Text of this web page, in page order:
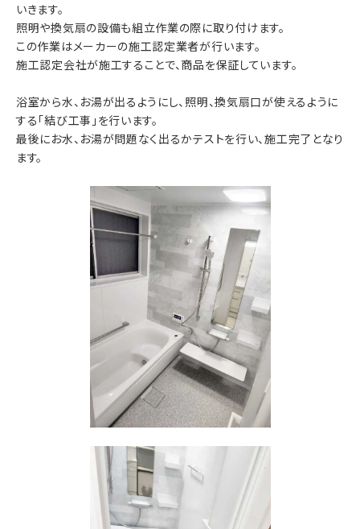
いきます。
照明や換気扇の設備も組立作業の際に取り付けます。
この作業はメーカーの施工認定業者が行います。
施工認定会社が施工することで、商品を保証しています。
浴室から水、お湯が出るようにし、照明、換気扇口が使えるように
する「結び工事」を行います。
最後にお水、お湯が問題なく出るかテストを行い、施工完了となり
ます。